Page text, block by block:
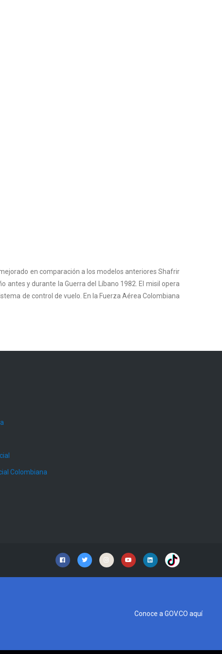
en comparación a los modelos anteriores Shafrir
antes y durante la Guerra del Líbano 1982. El misil opera
de control de vuelo. En la Fuerza Aérea Colombiana
Colombiana
Conoce a GOV.CO aquí